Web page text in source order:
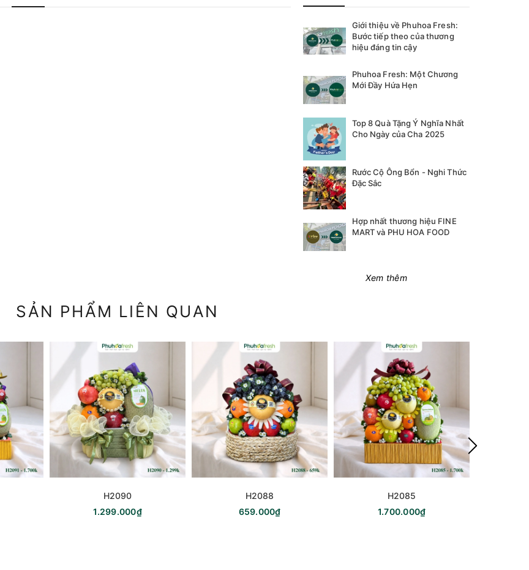
Giới thiệu về Phuhoa Fresh:
Bước tiếp theo của thương
hiệu đáng tin cậy
Phuhoa Fresh: Một Chương
Mới Đầy Hứa Hẹn
Top 8 Quà Tặng Ý Nghĩa Nhất
Cho Ngày của Cha 2025
Rước Cộ Ông Bổn - Nghi Thức
Đặc Sắc
Hợp nhất thương hiệu FINE
MART và PHU HOA FOOD
Xem thêm
SẢN PHẨM LIÊN QUAN
H2090
1.299.000₫
H2088
659.000₫
H2085
1.700.000₫